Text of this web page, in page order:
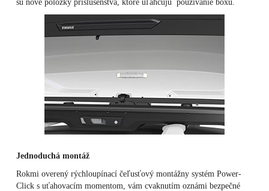
sú nové položky príslušenstva, ktoré uľahčujú používanie boxu.
Jednoduchá montáž
Rokmi overený rýchloupínací čeľusťový montážny systém Power-
Click s uťahovacím momentom, vám cvaknutím oznámi bezpečné